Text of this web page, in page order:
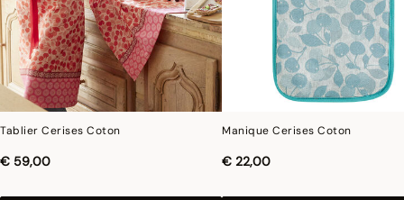
Tablier Cerises Coton
€ 59,00
Manique Cerises Coton
€ 22,00